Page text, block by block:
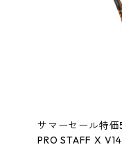
サマーセール特
PRO STAFF X